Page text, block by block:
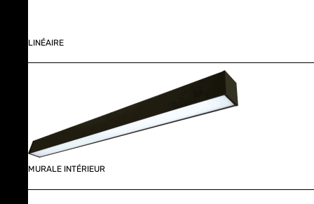
LINÉAIRE
MURALE INTÉRIEUR